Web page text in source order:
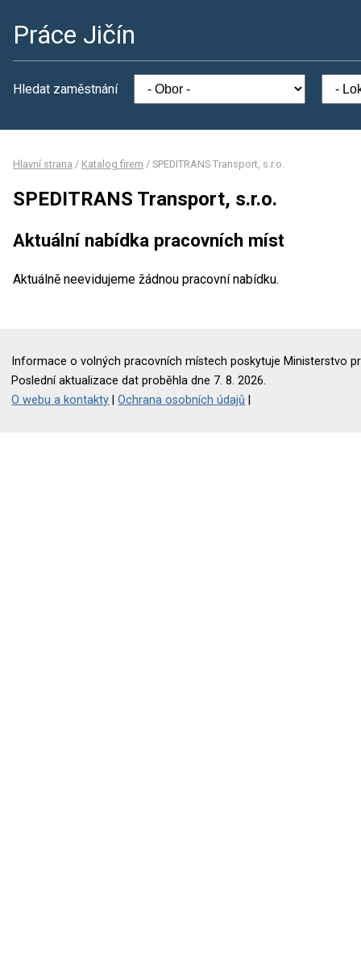
Práce Jičín
Hledat zaměstnání
Hlavní strana / Katalog firem / SPEDITRANS Transport, s.r.o.
SPEDITRANS Transport, s.r.o.
Aktuální nabídka pracovních míst
Aktuálně neevidujeme žádnou pracovní nabídku.
Informace o volných pracovních místech poskytuje Ministerstvo
Poslední aktualizace dat proběhla dne 7. 8. 2026.
O webu a kontakty |Ochrana osobních údajů